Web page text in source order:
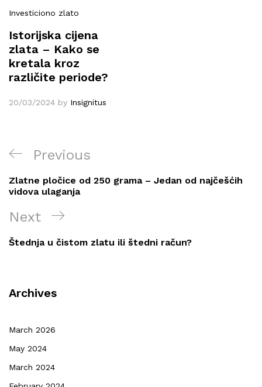
Investiciono zlato
Istorijska cijena
zlata – Kako se
kretala kroz
različite periode?
20/03/2024 by Insignitus
Post
navigation
Previous
Post
Previous
Zlatne pločice od 250 grama – Jedan od najčešćih
vidova ulaganja
Next
Post
Next
Štednja u čistom zlatu ili štedni račun?
Archives
March 2026
May 2024
March 2024